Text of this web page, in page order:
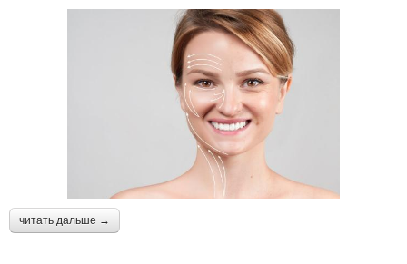
читать дальше →